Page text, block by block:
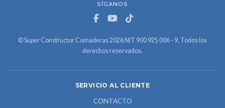
SÍGANOS
© Super Constructor Comaderas 2026 NIT 900 925 006 - 9. Todos los
derechos reservados.
SERVICIO AL CLIENTE
CONTACTO